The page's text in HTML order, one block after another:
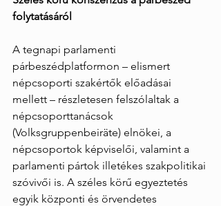
folytatásáról
A tegnapi parlamenti
párbeszédplatformon – elismert
népcsoporti szakértők előadásai
mellett – részletesen felszólaltak a
népcsoporttanácsok
(Volksgruppenbeiräte) elnökei, a
népcsoportok képviselői, valamint a
parlamenti pártok illetékes szakpolitikai
szóvivői is. A széles körű egyeztetés
egyik központi és örvendetes